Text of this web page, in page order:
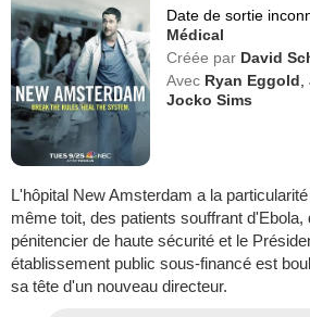
Date de sortie
Médical
Créée par David
Avec Ryan Eggold ,
Jocko Sims
L'hôpital New Amsterdam a la
même toit, des patients souffrant
pénitencier de haute sécurité et le
établissement public sous-financé est
sa tête d'un nouveau directeur.